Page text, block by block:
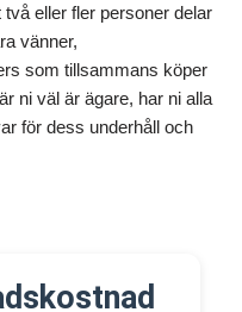
eller fler personer delar
vänner,
som tillsammans köper
ni väl är ägare, har ni alla
för dess underhåll och